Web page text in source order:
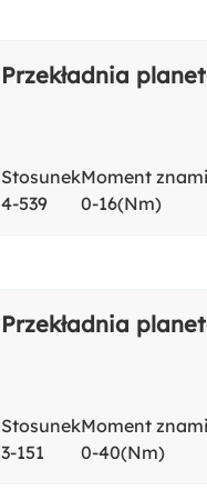
Przekładnia
Stosunek
4-539
Moment
0-16(Nm)
Przekładnia
Stosunek
3-151
Moment
0-40(Nm)